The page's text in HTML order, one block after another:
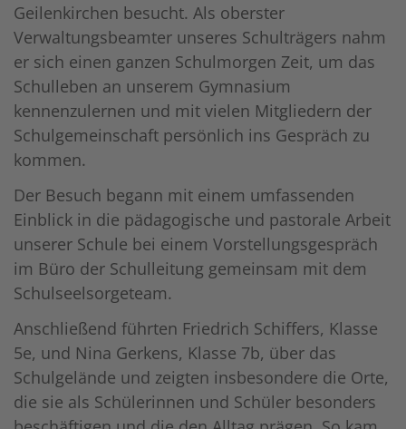
Geilenkirchen besucht. Als oberster
Verwaltungsbeamter unseres Schulträgers nahm
er sich einen ganzen Schulmorgen Zeit, um das
Schulleben an unserem Gymnasium
kennenzulernen und mit vielen Mitgliedern der
Schulgemeinschaft persönlich ins Gespräch zu
kommen.
Der Besuch begann mit einem umfassenden
Einblick in die pädagogische und pastorale Arbeit
unserer Schule bei einem Vorstellungsgespräch
im Büro der Schulleitung gemeinsam mit dem
Schulseelsorgeteam.
Anschließend führten Friedrich Schiffers, Klasse
5e, und Nina Gerkens, Klasse 7b, über das
Schulgelände und zeigten insbesondere die Orte,
die sie als Schülerinnen und Schüler besonders